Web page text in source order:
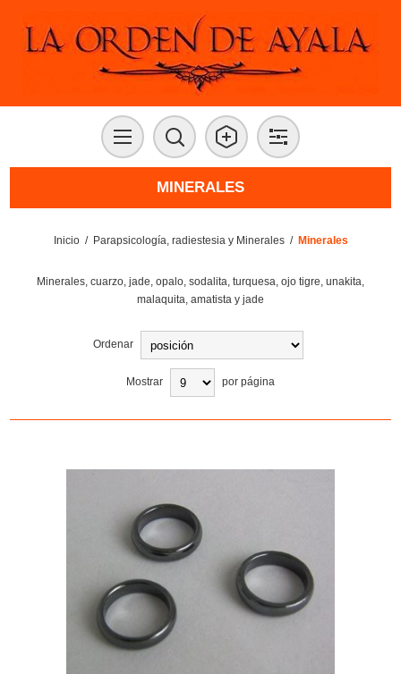
MINERALES
Inicio / Parapsicología, radiestesia y Minerales / Minerales
Minerales, cuarzo, jade, opalo, sodalita, turquesa, ojo tigre, unakita,
malaquita, amatista y jade
Ordenar
Mostrar por página